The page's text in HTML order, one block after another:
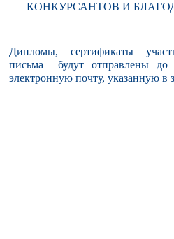
КОНКУРСАНТОВ И
Дипломы, сертификаты
письма
будут отправлены
электронную почту, указанную в